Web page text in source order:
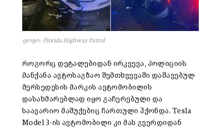
ფოტო: Florida Highway Patrol
როგორც დეტალებიდან ირკვევა, პოლიციის
მანქანა ავტოსაგზაო შემთხვევაში დაშავებულ
მერსედესის მარკის ავტომობილის
დასახმარებლად იყო გაჩერებული და
საავარიო მაშუქებიც ჩართული ჰქონდა. Tesla
Model 3-ის ავტომობილი კი მას გვერდიდან